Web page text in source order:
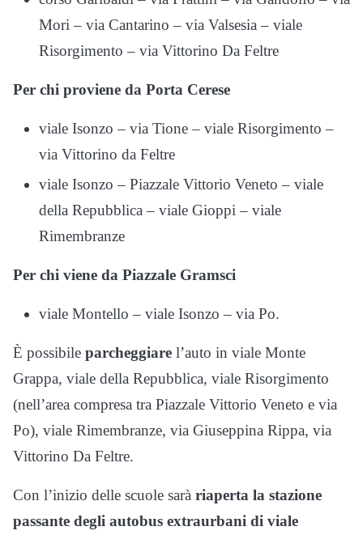
Mori – via Cantarino – via Valsesia – viale
Risorgimento – via Vittorino Da Feltre
Per chi proviene da Porta Cerese
viale Isonzo – via Tione – viale Risorgimento –
via Vittorino da Feltre
viale Isonzo – Piazzale Vittorio Veneto – viale
della Repubblica – viale Gioppi – viale
Rimembranze
Per chi viene da Piazzale Gramsci
viale Montello – viale Isonzo – via Po.
È possibile parcheggiare l’auto in viale Monte
Grappa, viale della Repubblica, viale Risorgimento
(nell’area compresa tra Piazzale Vittorio Veneto e via
Po), viale Rimembranze, via Giuseppina Rippa, via
Vittorino Da Feltre.
Con l’inizio delle scuole sarà riaperta la stazione
passante degli autobus extraurbani di viale